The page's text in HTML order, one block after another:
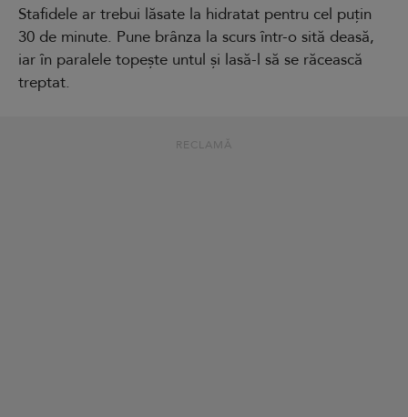
Stafidele ar trebui lăsate la hidratat pentru cel puțin
30 de minute. Pune brânza la scurs într-o sită deasă,
iar în paralele topește untul și lasă-l să se răcească
treptat.
RECLAMĂ